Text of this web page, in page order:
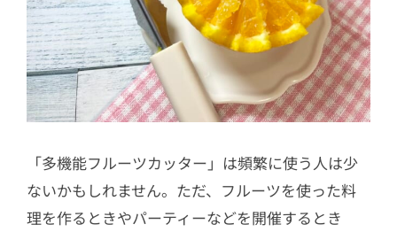
「多機能フルーツカッター」は頻繁に使う人は少
ないかもしれません。ただ、フルーツを使った料
理を作るときやパーティーなどを開催するとき